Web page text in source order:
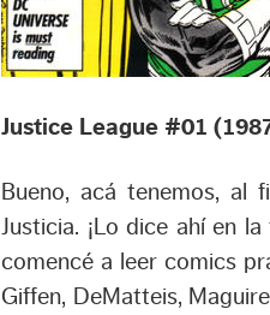
Justice League #01
Bueno, acá tenemos,
Justicia. ¡Lo dice ahí en
comencé a leer comics
Giffen, DeMatteis,